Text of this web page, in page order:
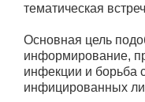
тематическая
Основная цель
информирование,
инфекции и борьба
инфицированных